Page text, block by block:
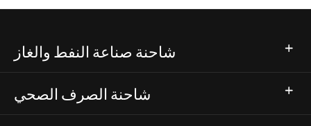
شاحنة صناعة النفط والغاز
شاحنة الصرف الصحي